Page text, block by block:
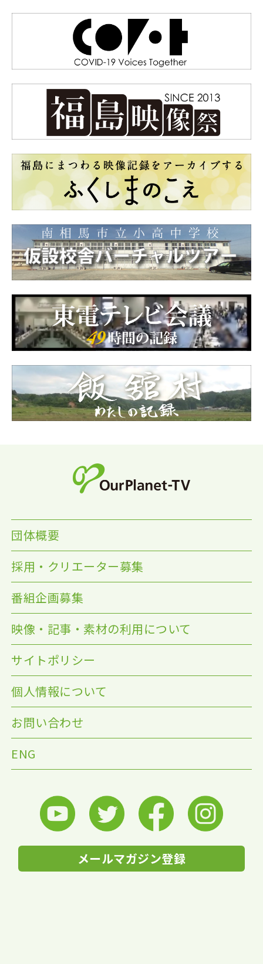
団体概要
採用・クリエーター募集
番組企画募集
映像・記事・素材の利用について
サイトポリシー
個人情報について
お問い合わせ
ENG
メールマガジン登録